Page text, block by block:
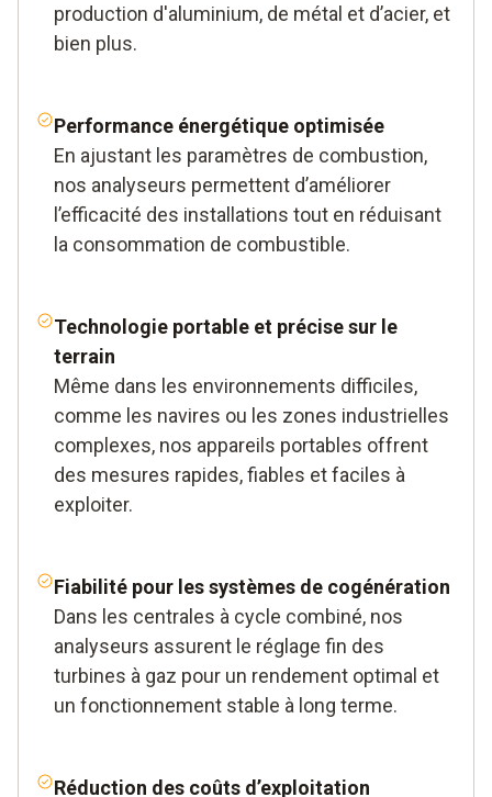
production d'aluminium, de métal et d’acier, et
bien plus.
Performance énergétique optimisée
En ajustant les paramètres de combustion,
nos analyseurs permettent d’améliorer
l’efficacité des installations tout en réduisant
la consommation de combustible.
Technologie portable et précise sur le
terrain
Même dans les environnements difficiles,
comme les navires ou les zones industrielles
complexes, nos appareils portables offrent
des mesures rapides, fiables et faciles à
exploiter.
Fiabilité pour les systèmes de cogénération
Dans les centrales à cycle combiné, nos
analyseurs assurent le réglage fin des
turbines à gaz pour un rendement optimal et
un fonctionnement stable à long terme.
Réduction des coûts d’exploitation